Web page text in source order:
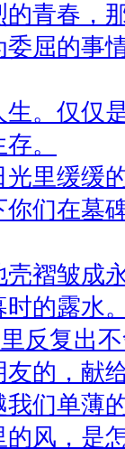
青春，
屈的事
。仅仅
。
里缓缓
们在墓
褶皱成
的露水
反复出
的，献
们单薄
风，是